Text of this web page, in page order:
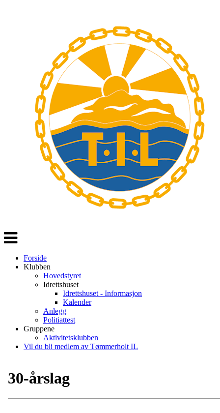
Veksle
navigasjon
Forside
Klubben
Hovedstyret
Idrettshuset
Idrettshuset - Informasjon
Kalender
Anlegg
Politiattest
Gruppene
Aktivitetsklubben
Vil du bli medlem av Tømmerholt IL
30-årslag